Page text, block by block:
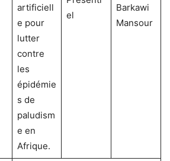
artificiell
e pour
lutter
contre
les
épidémie
s de
paludism
e en
Afrique.
el
Barkawi
Mansour